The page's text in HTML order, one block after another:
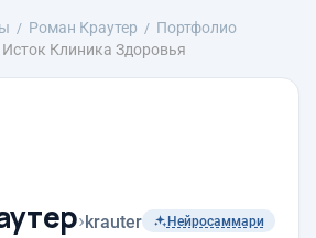
Роман Краутер
Портфолио
Клиника Здоровья
›krauter Нейросаммари